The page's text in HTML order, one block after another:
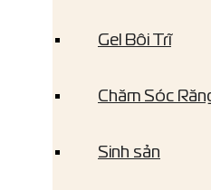
Gel Bôi Trĩ
Chăm Sóc
Sinh sản